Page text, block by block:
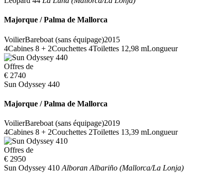
Majorque / Palma de Mallorca
VoilierBareboat (sans équipage)2015
4Cabines 8 + 2Couchettes 4Toilettes 12,98 mLongueur
Offres de
€ 2740
Sun Odyssey 440
Majorque / Palma de Mallorca
VoilierBareboat (sans équipage)2019
4Cabines 8 + 2Couchettes 2Toilettes 13,39 mLongueur
Offres de
€ 2950
Sun Odyssey 410 Alboran Albariño (Mallorca/La Lonja)